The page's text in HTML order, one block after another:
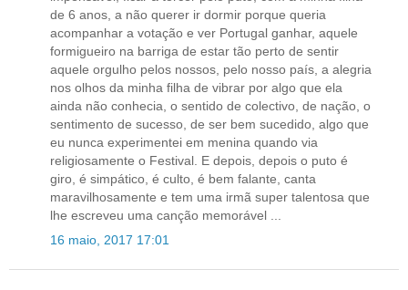
de 6 anos, a não querer ir dormir porque queria
acompanhar a votação e ver Portugal ganhar, aquele
formigueiro na barriga de estar tão perto de sentir
aquele orgulho pelos nossos, pelo nosso país, a alegria
nos olhos da minha filha de vibrar por algo que ela
ainda não conhecia, o sentido de colectivo, de nação, o
sentimento de sucesso, de ser bem sucedido, algo que
eu nunca experimentei em menina quando via
religiosamente o Festival. E depois, depois o puto é
giro, é simpático, é culto, é bem falante, canta
maravilhosamente e tem uma irmã super talentosa que
lhe escreveu uma canção memorável ...
16 maio, 2017 17:01